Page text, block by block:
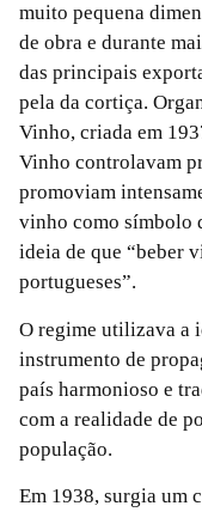
muito pequena
de obra e durante
das principais
pela da cortiça.
Vinho, criada em
Vinho controlavam
promoviam
vinho como símbolo
ideia de que “beber
portugueses”.
O regime utilizava a
instrumento de
país harmonioso e
com a realidade de
população.
Em 1938, surgia um